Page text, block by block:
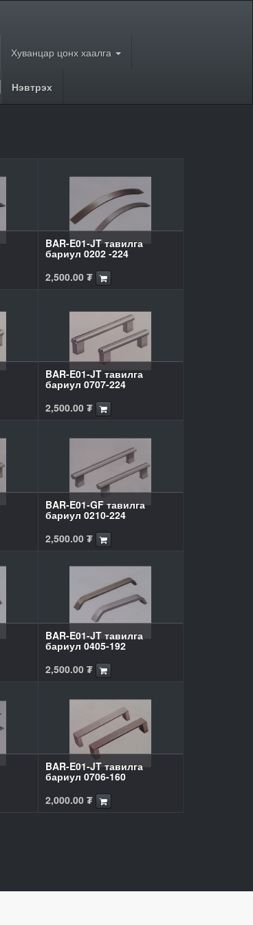
Хуванцар цонх хаалга
Нэвтрэх
BAR-E01-JT тавилга
бариул 0202 -224
2,500.00₮
BAR-E01-JT тавилга
бариул 0707-224
2,500.00₮
BAR-E01-GF тавилга
бариул 0210-224
2,500.00₮
BAR-E01-JT тавилга
бариул 0405-192
2,500.00₮
BAR-E01-JT тавилга
бариул 0706-160
2,000.00₮